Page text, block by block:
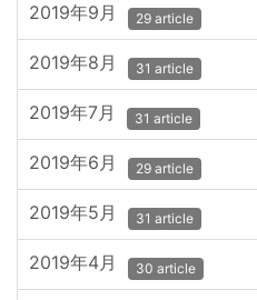
2019年9月 29 article
2019年8月 31 article
2019年7月 31 article
2019年6月 29 article
2019年5月 31 article
2019年4月 30 article